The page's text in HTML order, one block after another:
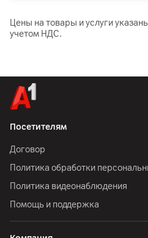
Цены на товары и услуги
учетом НДС.
Посетителям
Договор
Политика обработки
Политика видеонаблюдения
Помощь и поддержка